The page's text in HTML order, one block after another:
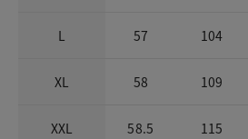
L 57 104
XL 58 109
XXL 58.5 115